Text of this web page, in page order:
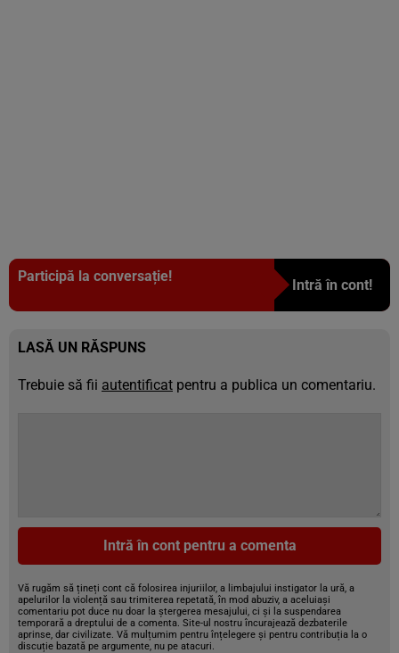
Participă la conversație!
Intră în cont!
LASĂ UN RĂSPUNS
Trebuie să fii autentificat pentru a publica un comentariu.
Intră în cont pentru a comenta
Vă rugăm să țineți cont că folosirea injuriilor, a limbajului instigator la ură, a
apelurilor la violență sau trimiterea repetată, în mod abuziv, a aceluiași
comentariu pot duce nu doar la ștergerea mesajului, ci și la suspendarea
temporară a dreptului de a comenta. Site-ul nostru încurajează dezbaterile
aprinse, dar civilizate. Vă mulțumim pentru înțelegere și pentru contribuția la o
discuție bazată pe argumente, nu pe atacuri.